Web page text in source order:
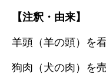
【注釈・由来】
羊頭（羊の頭）を
狗肉（犬の肉）を